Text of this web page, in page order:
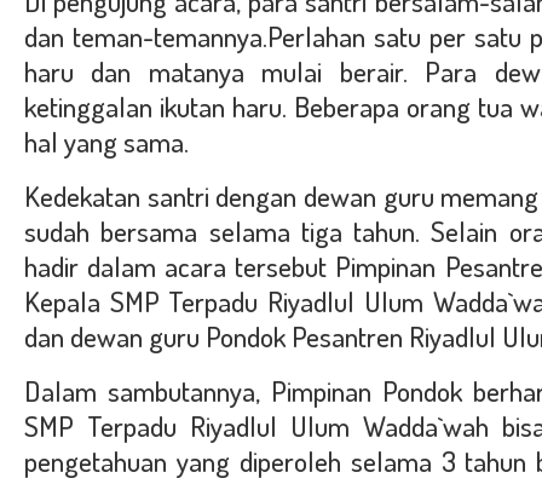
dan teman-temannya.Perlahan satu per satu
haru dan matanya mulai berair. Para
ketinggalan ikutan haru. Beberapa orang tua
hal yang sama.
Kedekatan santri dengan dewan guru
sudah bersama selama tiga tahun.Selain
hadir dalam acara tersebut Pimpinan
Kepala SMP Terpadu Riyadlul Ulum
dan dewan guru Pondok Pesantren Riyadlul
Dalam sambutannya, Pimpinan Pondok
SMP Terpadu Riyadlul Ulum Wadda`wah
pengetahuan yang diperoleh selama 3 tahun